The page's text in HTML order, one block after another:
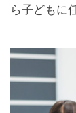
ら子どもに